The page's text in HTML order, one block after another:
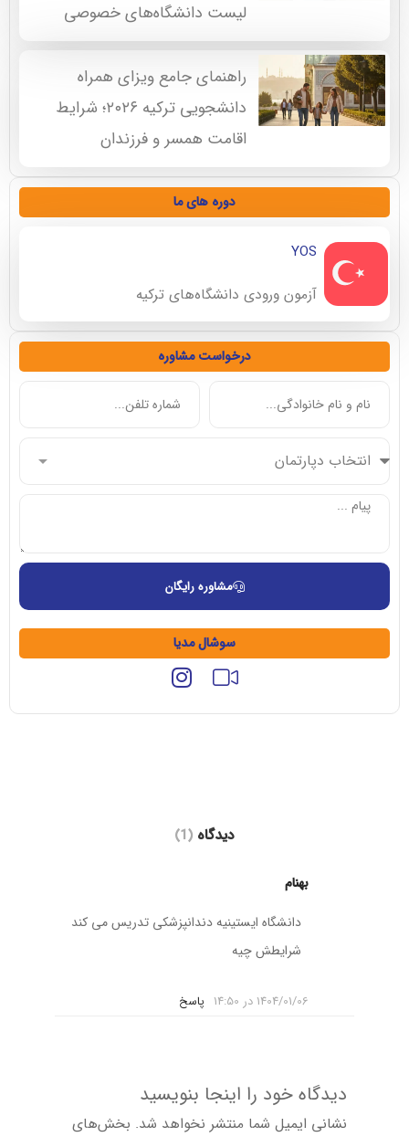
لیست دانشگاه‌های خصوصی
راهنمای جامع ویزای همراه
دانشجویی ترکیه ۲۰۲۶؛ شرایط
اقامت همسر و فرزندان
دوره های ما
YOS
آزمون ورودی دانشگاه‌های ترکیه
درخواست مشاوره
مشاوره رایگان
سوشال مدیا
دیدگاه‌ (1)
بهنام
دانشگاه ایستینیه دندانپزشکی تدریس می کند
شرایطش چیه
1404/01/06 در 14:50 پاسخ
دیدگاه خود را اینجا بنویسید
نشانی ایمیل شما منتشر نخواهد شد. بخش‌های